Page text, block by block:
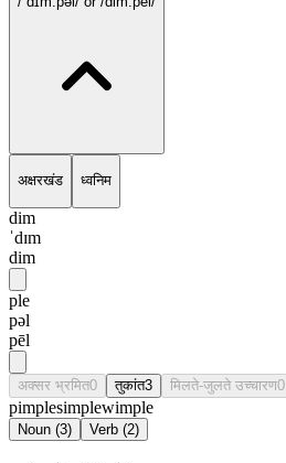
अक्षरखंड ध्वनिम
dim
ˈdɪm
dim
ple
pəl
pēl
अक्सर भ्रमित0 तुकांत3 मिलते-जुलते उच्चारण0
pimplesimplewimple
Noun (3) Verb (2)